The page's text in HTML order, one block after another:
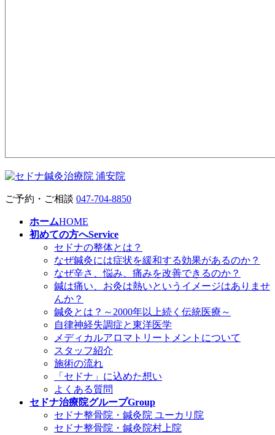
ご予約・ご相談 047-704-8850
ホームHOME
初めての方へService
セドナの整体とは？
なぜ鍼灸には症状を緩和する効果があるのか？
なぜ辛さ、悩み、痛みを改善できるのか？
鍼は痛い、お灸は熱いというイメージはありませ
んか？
鍼灸とは？～2000年以上続く伝統医療～
自律神経失調症と東洋医学
メディカルアロマトリートメントについて
スタッフ紹介
施術の流れ
「セドナ」に込めた想い
よくある質問
セドナ治療院グループGroup
セドナ整骨院・鍼灸院 ユーカリ院
セドナ整骨院・鍼灸院村上院